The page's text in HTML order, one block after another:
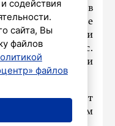
своем канале в
в Петербурге
области
4–9 м/с.
меняться мало и
нормы.
прогнозирует
+15…+17°, днем
содействия
сайта, Вы
файлов
файлов